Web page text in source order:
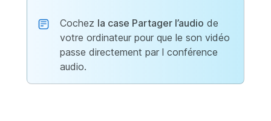
Cochez la case Partager l’audio de
votre ordinateur pour que le son vidéo
passe directement par l conférence
audio.